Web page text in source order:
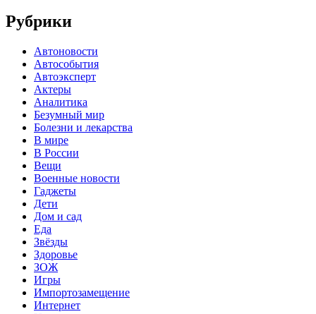
Рубрики
Автоновости
Автособытия
Автоэксперт
Актеры
Аналитика
Безумный мир
Болезни и лекарства
В мире
В России
Вещи
Военные новости
Гаджеты
Дети
Дом и сад
Еда
Звёзды
Здоровье
ЗОЖ
Игры
Импортозамещение
Интернет